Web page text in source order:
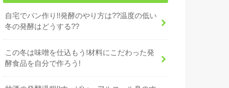
自宅でパン作り!!発酵のやり方は??温度の低い
冬の発酵はどうする??
この冬は味噌を仕込もう!材料にこだわった発
酵食品を自分で作ろう!